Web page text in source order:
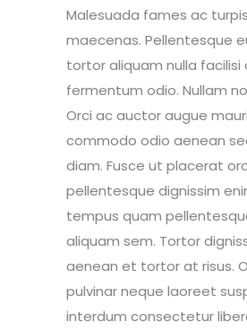
Malesuada fames ac
maecenas. Pellentesque
tortor aliquam nulla facilisi
fermentum odio. Nullam
Orci ac auctor augue
commodo odio aenean
diam. Fusce ut placerat
pellentesque dignissim
tempus quam
aliquam sem. Tortor
aenean et tortor at risus.
pulvinar neque laoreet
interdum consectetur